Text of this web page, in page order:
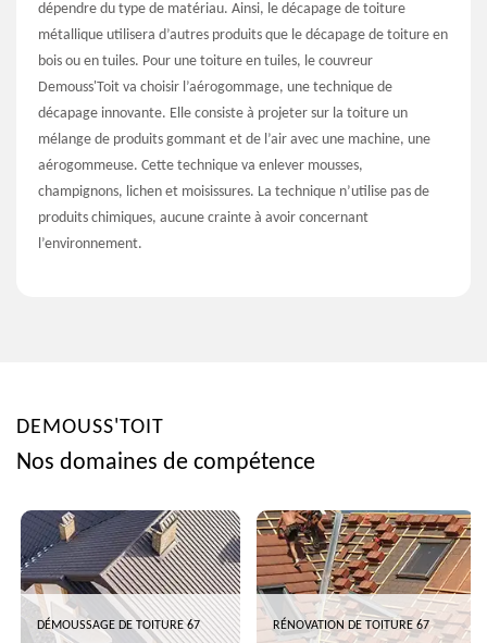
dépendre du type de matériau. Ainsi, le décapage de toiture
métallique utilisera d’autres produits que le décapage de toiture en
bois ou en tuiles. Pour une toiture en tuiles, le couvreur
Demouss'Toit va choisir l’aérogommage, une technique de
décapage innovante. Elle consiste à projeter sur la toiture un
mélange de produits gommant et de l’air avec une machine, une
aérogommeuse. Cette technique va enlever mousses,
champignons, lichen et moisissures. La technique n’utilise pas de
produits chimiques, aucune crainte à avoir concernant
l’environnement.
DEMOUSS'TOIT
Nos domaines de compétence
DÉMOUSSAGE DE TOITURE 67 RÉNOVATION DE TOITURE 67